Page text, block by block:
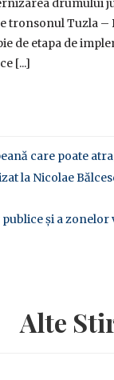
drumului
tronsonul Tuzla –
de etapa de
[...]
care poate
la Nicolae
și a zonelor
Alte